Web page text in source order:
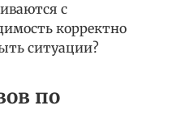
с
корректно
ситуации?
по